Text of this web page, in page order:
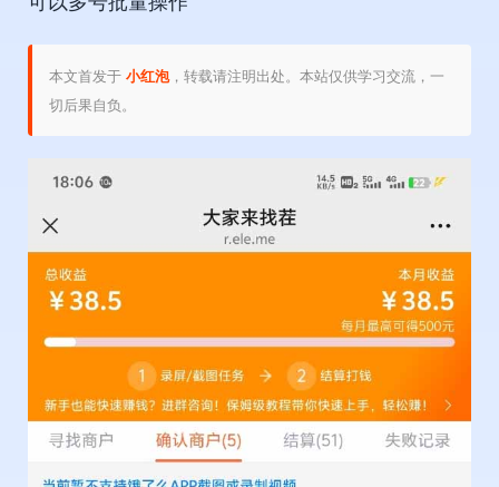
本文首发于 小红泡，转载请注明出处。本站仅供学习交流，一
切后果自负。